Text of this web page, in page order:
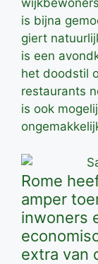
is bijna
giert
is een
het doodstil
restaurants
is ook
Rome
amper
inwoners
extra van